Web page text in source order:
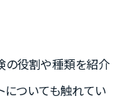
する基本方針
役割や種類を紹介
についても触れてい